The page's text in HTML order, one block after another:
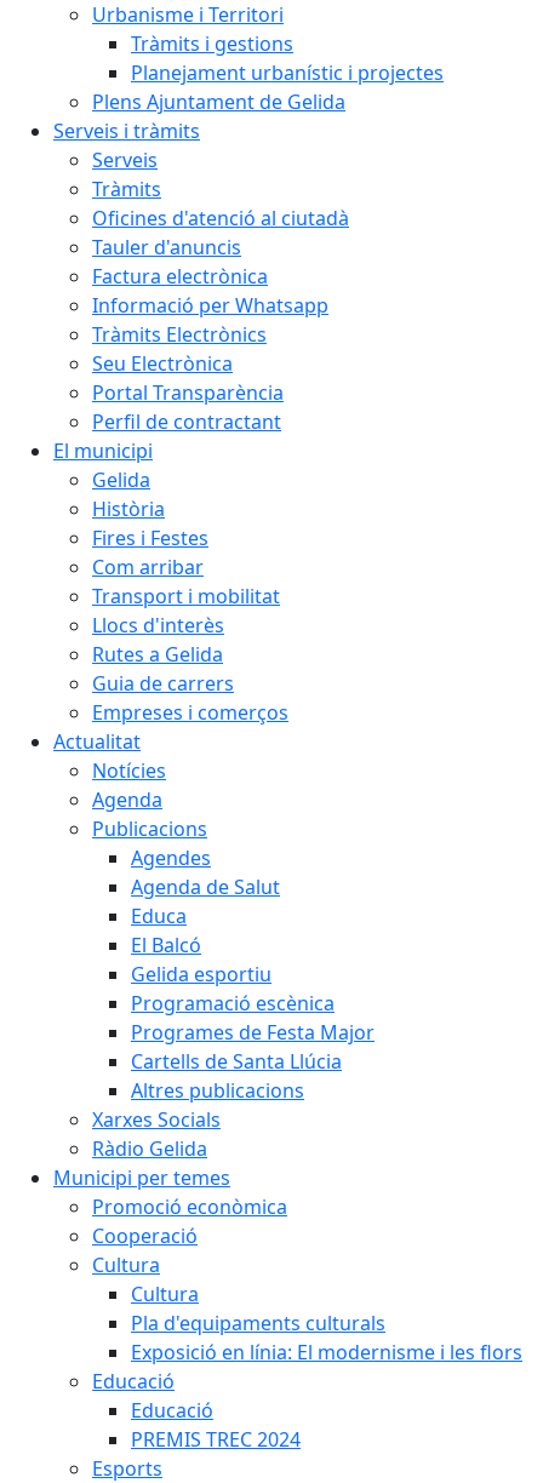
Urbanisme i Territori
Tràmits i gestions
Planejament urbanístic i projectes
Plens Ajuntament de Gelida
Serveis i tràmits
Serveis
Tràmits
Oficines d'atenció al ciutadà
Tauler d'anuncis
Factura electrònica
Informació per Whatsapp
Tràmits Electrònics
Seu Electrònica
Portal Transparència
Perfil de contractant
El municipi
Gelida
Història
Fires i Festes
Com arribar
Transport i mobilitat
Llocs d'interès
Rutes a Gelida
Guia de carrers
Empreses i comerços
Actualitat
Notícies
Agenda
Publicacions
Agendes
Agenda de Salut
Educa
El Balcó
Gelida esportiu
Programació escènica
Programes de Festa Major
Cartells de Santa Llúcia
Altres publicacions
Xarxes Socials
Ràdio Gelida
Municipi per temes
Promoció econòmica
Cooperació
Cultura
Cultura
Pla d'equipaments culturals
Exposició en línia: El modernisme i les flors
Educació
Educació
PREMIS TREC 2024
Esports